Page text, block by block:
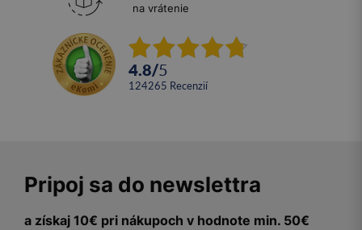
na vrátenie
4.8/5
124265 recenzií
Pripoj sa do newslettra
a získaj 10€ pri nákupoch v hodnote min. 50€